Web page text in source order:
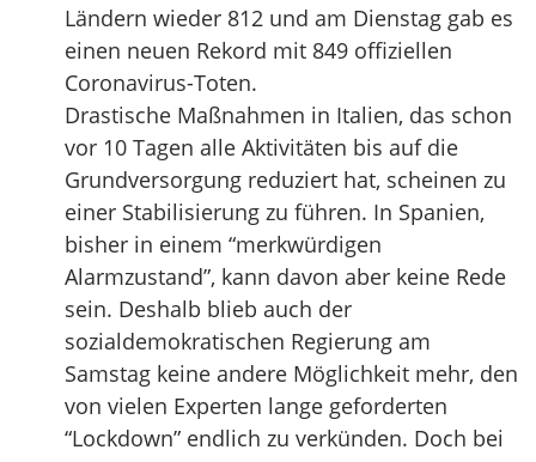
Ländern wieder 812 und am Dienstag gab es
einen neuen Rekord mit 849 offiziellen
Coronavirus-Toten.
Drastische Maßnahmen in Italien, das schon
vor 10 Tagen alle Aktivitäten bis auf die
Grundversorgung reduziert hat, scheinen zu
einer Stabilisierung zu führen. In Spanien,
bisher in einem “merkwürdigen
Alarmzustand”, kann davon aber keine Rede
sein. Deshalb blieb auch der
sozialdemokratischen Regierung am
Samstag keine andere Möglichkeit mehr, den
von vielen Experten lange geforderten
“Lockdown” endlich zu verkünden. Doch bei